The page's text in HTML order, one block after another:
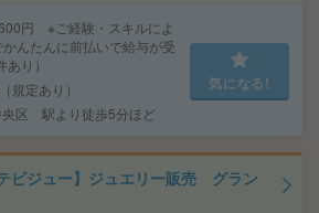
円 ※ご経験・スキルによ
んたんに前払いで給与が受
り）
規定あり）
央区 駅より徒歩5分ほど
気になる!
ビジュー】ジュエリー販売 グラン